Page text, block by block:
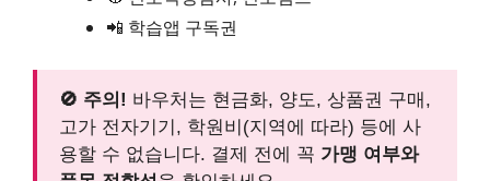
📲 학습앱 구독권
🚫 주의! 바우처는 현금화, 양도, 상품권 구매,
고가 전자기기, 학원비(지역에 따라) 등에 사
용할 수 없습니다. 결제 전에 꼭 가맹 여부와